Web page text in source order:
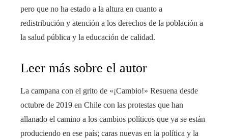
pero que no ha estado a la altura en cuanto a
redistribución y atención a los derechos de la población a
la salud pública y la educación de calidad.
Leer más sobre el autor
La campana con el grito de «¡Cambio!» Resuena desde
octubre de 2019 en Chile con las protestas que han
allanado el camino a los cambios políticos que ya se están
produciendo en ese país; caras nuevas en la política y la